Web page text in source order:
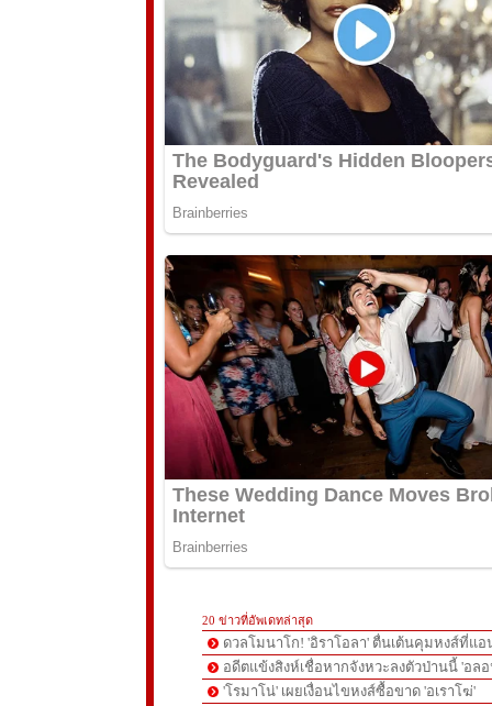
20 ข่าวที่อัพเดทล่าสุด
ดวลโมนาโก! 'อิราโอลา' ตื่นเต้นคุมหงส์ที่แ
อดีตแข้งสิงห์เชื่อหากจังหวะลงตัวป่านนี้ 'อล
'โรมาโน่' เผยเงื่อนไขหงส์ซื้อขาด 'อเราโฆ่'